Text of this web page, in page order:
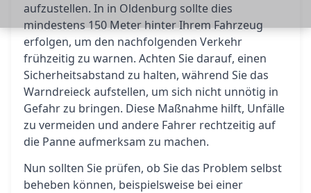
aufzustellen. In in Oldenburg sollte dies
mindestens 150 Meter hinter Ihrem Fahrzeug
erfolgen, um den nachfolgenden Verkehr
frühzeitig zu warnen. Achten Sie darauf, einen
Sicherheitsabstand zu halten, während Sie das
Warndreieck aufstellen, um sich nicht unnötig in
Gefahr zu bringen. Diese Maßnahme hilft, Unfälle
zu vermeiden und andere Fahrer rechtzeitig auf
die Panne aufmerksam zu machen.
Nun sollten Sie prüfen, ob Sie das Problem selbst
beheben können, beispielsweise bei einer